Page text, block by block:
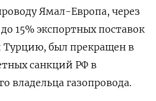
Ямал-Европа, через
15% экспортных поставок
Турцию, был прекращен в
санкций РФ в
владельца газопровода.